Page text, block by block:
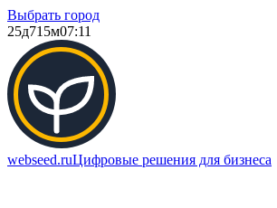
Выбрать город
25д715м07:11
webseed.ruЦифровые решения для бизнеса